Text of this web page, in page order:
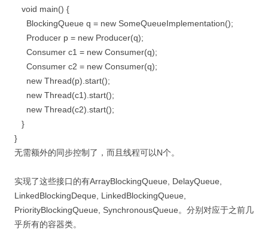
void main() {
BlockingQueue q = new SomeQueueImplementation();
Producer p = new Producer(q);
Consumer c1 = new Consumer(q);
Consumer c2 = new Consumer(q);
new Thread(p).start();
new Thread(c1).start();
new Thread(c2).start();
}
}
无需额外的同步控制了，而且线程可以N个。
实现了这些接口的有ArrayBlockingQueue, DelayQueue,
LinkedBlockingDeque, LinkedBlockingQueue,
PriorityBlockingQueue, SynchronousQueue。分别对应于之前几
乎所有的容器类。